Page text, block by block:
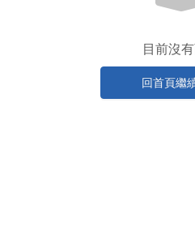
目前沒
回首頁繼